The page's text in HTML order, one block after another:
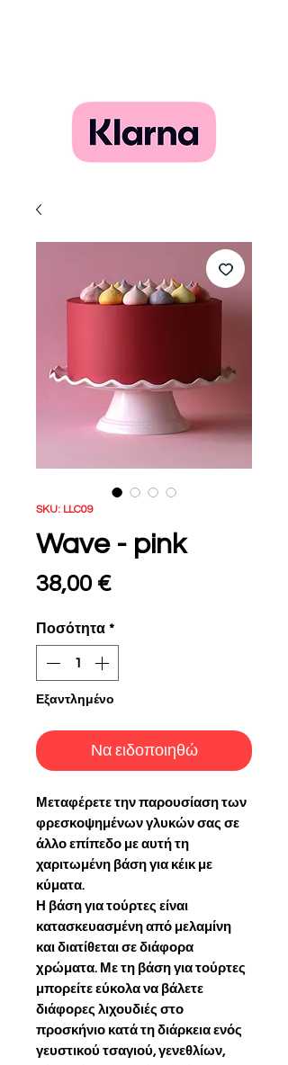
SKU: LLC09
Wave - pink
38,00 €Τιμή
Ποσότητα *
Εξαντλημένο
Να ειδοποιηθώ
Μεταφέρετε την παρουσίαση των
φρεσκοψημένων γλυκών σας σε
άλλο επίπεδο με αυτή τη
χαριτωμένη βάση για κέικ με
κύματα.
Η βάση για τούρτες είναι
κατασκευασμένη από μελαμίνη
και διατίθεται σε διάφορα
χρώματα. Με τη βάση για τούρτες
μπορείτε εύκολα να βάλετε
διάφορες λιχουδιές στο
προσκήνιο κατά τη διάρκεια ενός
γευστικού τσαγιού, γενεθλίων,